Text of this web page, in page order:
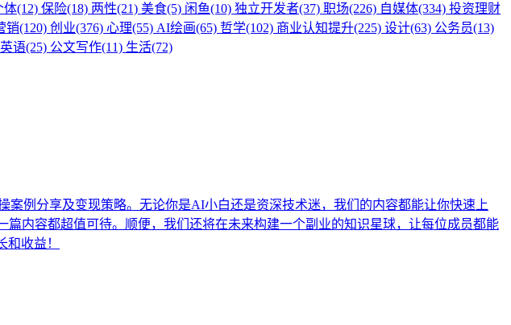
体(12) 保险(18) 两性(21) 美食(5) 闲鱼(10) 独立开发者(37) 职场(226) 自媒体(334) 投资理财
销(120) 创业(376) 心理(55) AI绘画(65) 哲学(102) 商业认知提升(225) 设计(63) 公务员(13)
英语(25) 公文写作(11) 生活(72)
例分享及变现策略。无论你是AI小白还是资深技术迷，我们的内容都能让你快速上
内容都超值可待。顺便，我们还将在未来构建一个副业的知识星球，让每位成员都能
收益！